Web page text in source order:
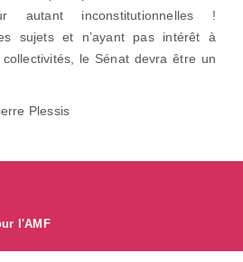
autant inconstitutionnelles !
sujets et n’ayant pas intérêt à
le Sénat devra être un
Plessis
l'AMF